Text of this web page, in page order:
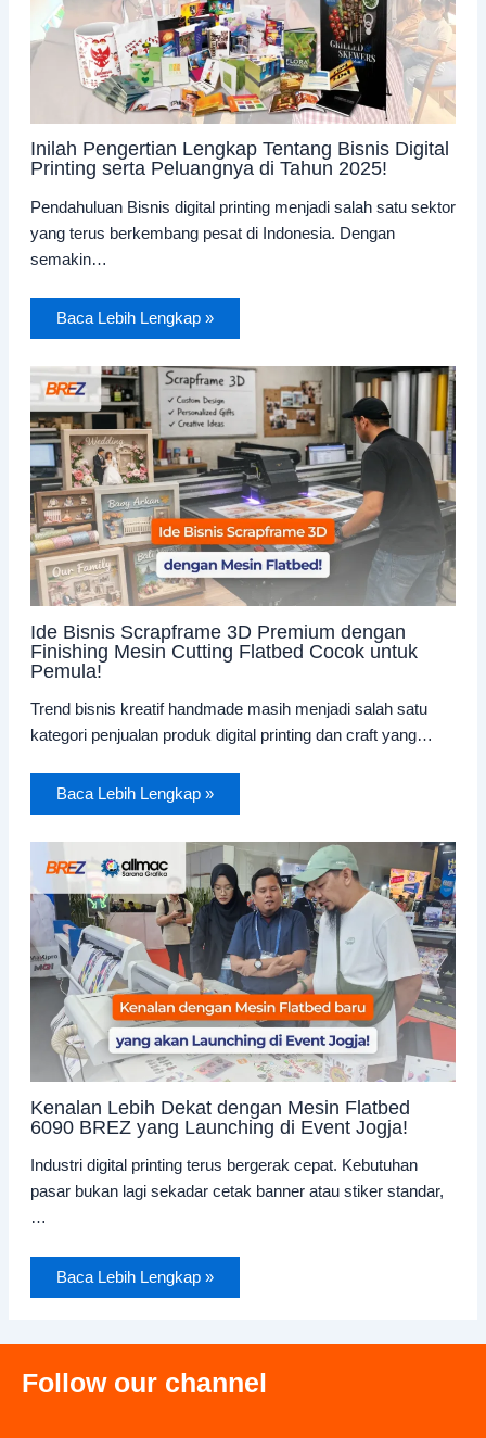
Inilah Pengertian Lengkap Tentang Bisnis Digital
Printing serta Peluangnya di Tahun 2025!
Pendahuluan Bisnis digital printing menjadi salah satu sektor
yang terus berkembang pesat di Indonesia. Dengan
semakin…
Baca Lebih Lengkap »
Ide Bisnis Scrapframe 3D Premium dengan
Finishing Mesin Cutting Flatbed Cocok untuk
Pemula!
Trend bisnis kreatif handmade masih menjadi salah satu
kategori penjualan produk digital printing dan craft yang…
Baca Lebih Lengkap »
Kenalan Lebih Dekat dengan Mesin Flatbed
6090 BREZ yang Launching di Event Jogja!
Industri digital printing terus bergerak cepat. Kebutuhan
pasar bukan lagi sekadar cetak banner atau stiker standar,
…
Baca Lebih Lengkap »
Follow our channel